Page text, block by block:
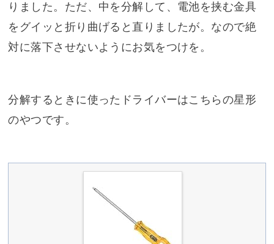
りました。ただ、中を分解して、電池を挟む金具
をグイッと折り曲げると直りましたが。なので絶
対に落下させないようにお気をつけを。
分解するときに使ったドライバーはこちらの星形
のやつです。